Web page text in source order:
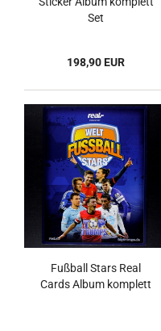
Set
198,90 EUR
Fußball Stars Real
Cards Album komplett